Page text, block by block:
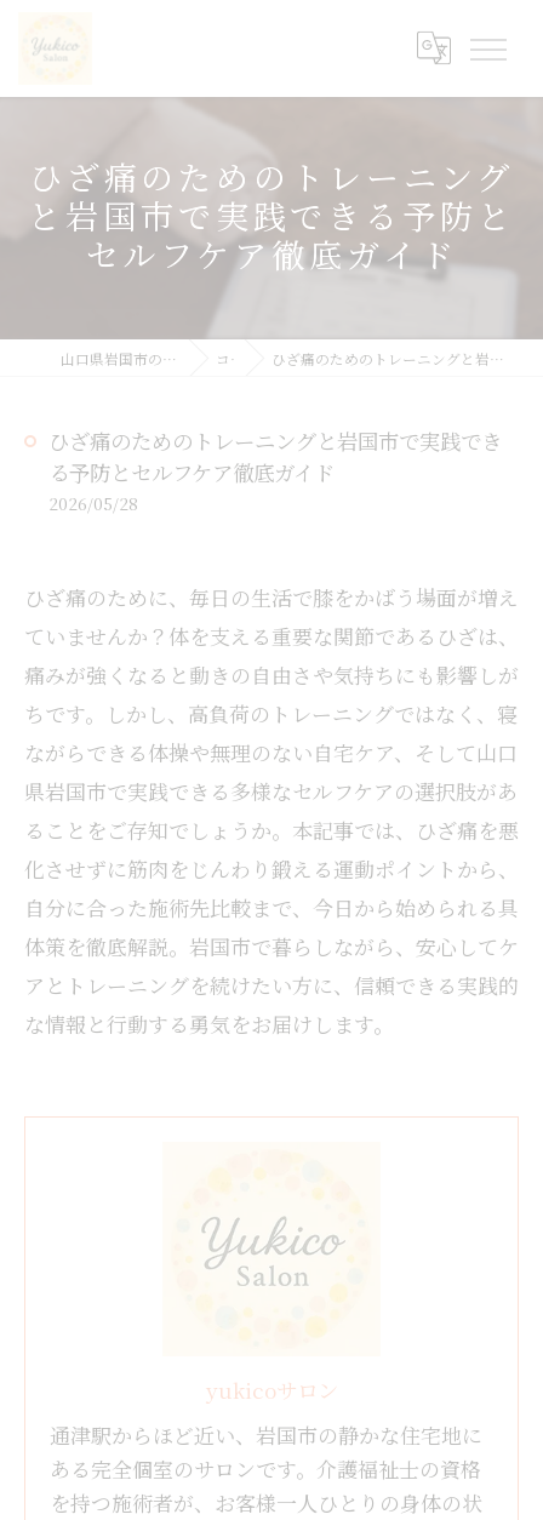
ひざ痛のためのトレーニング
と岩国市で実践できる予防と
セルフケア徹底ガイド
山口県岩国市の整体ならyukicoサロン コラム ひざ痛のためのトレーニングと岩国市で実践できる予防とセルフケア徹底ガイド
ひざ痛のためのトレーニングと岩国市で実践でき
る予防とセルフケア徹底ガイド
2026/05/28
ひざ痛のために、毎日の生活で膝をかばう場面が増え
ていませんか？体を支える重要な関節であるひざは、
痛みが強くなると動きの自由さや気持ちにも影響しが
ちです。しかし、高負荷のトレーニングではなく、寝
ながらできる体操や無理のない自宅ケア、そして山口
県岩国市で実践できる多様なセルフケアの選択肢があ
ることをご存知でしょうか。本記事では、ひざ痛を悪
化させずに筋肉をじんわり鍛える運動ポイントから、
自分に合った施術先比較まで、今日から始められる具
体策を徹底解説。岩国市で暮らしながら、安心してケ
アとトレーニングを続けたい方に、信頼できる実践的
な情報と行動する勇気をお届けします。
yukicoサロン
通津駅からほど近い、岩国市の静かな住宅地に
ある完全個室のサロンです。介護福祉士の資格
を持つ施術者が、お客様一人ひとりの身体の状